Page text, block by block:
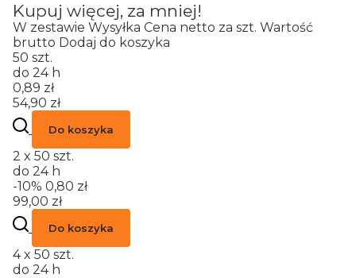
Kupuj więcej, za mniej!
W zestawie Wysyłka Cena netto za szt. Wartość
brutto Dodaj do koszyka
50 szt.
do 24 h
0,89 zł
54,90 zł
Do koszyka
2 x 50 szt.
do 24 h
-10% 0,80 zł
99,00 zł
Do koszyka
4 x 50 szt.
do 24 h